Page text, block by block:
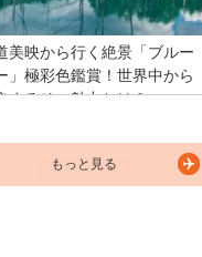
美映から行く絶景「ブルー
」極彩色鑑賞！世界中から
まるその魅力とは？
色があります。それがブルーリ
す。観光名所から行きやすい場所
世界の人にも知られるようにな
もっと見る